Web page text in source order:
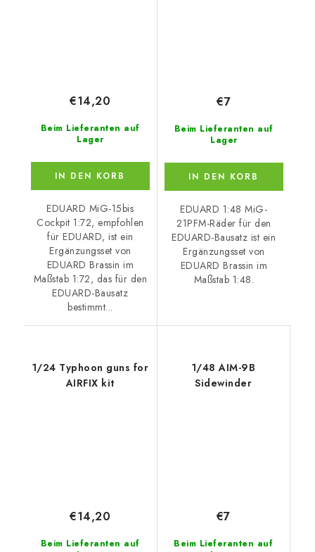
Beim Lieferanten auf
Lager
€14,20
IN DEN KORB
EDUARD MiG-15bis
Cockpit 1:72, empfohlen
für EDUARD, ist ein
Ergänzungsset von
EDUARD Brassin im
Maßstab 1:72, das für den
EDUARD-Bausatz
bestimmt...
Beim Lieferanten auf
Lager
€7
IN DEN KORB
EDUARD 1:48 MiG-
21PFM-Räder für den
EDUARD-Bausatz ist ein
Ergänzungsset von
EDUARD Brassin im
Maßstab 1:48.
1/24 Typhoon guns for
AIRFIX kit
Beim Lieferanten auf
€14,20
1/48 AIM-9B
Sidewinder
Beim Lieferanten auf
€7